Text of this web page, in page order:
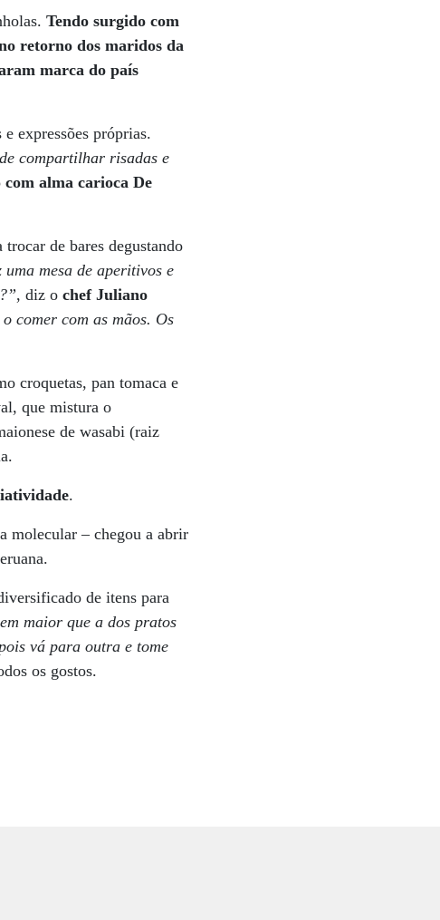
Tendo surgido com
retorno dos maridos da
marca do país
expressões próprias.
compartilhar risadas e
alma carioca De
de bares degustando
mesa de aperitivos e
, diz ochef Juliano
comer com as mãos. Os
croquetas, pan tomaca e
que mistura o
de wasabi (raiz
.
molecular – chegou a abrir
de itens para
maior que a dos pratos
vá para outra e tome
os gostos.